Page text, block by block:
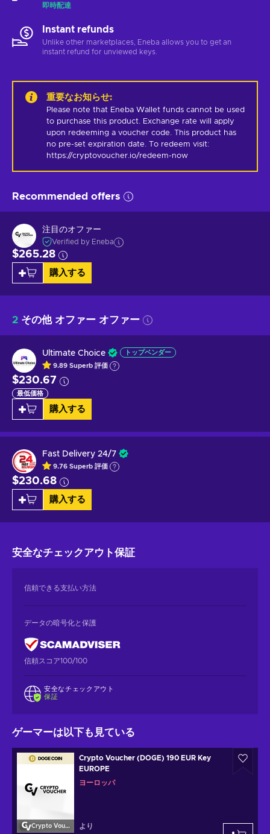
即時配達
Instant refunds
Unlike other marketplaces, Eneba allows you to get an
instant refund for unviewed keys.
重要なお知らせ:
Please note that Eneba Wallet funds cannot be used
to purchase this product. Exchange rate will apply
upon redeeming a voucher code. This product has
no pre-set expiration date. To redeem visit:
https://cryptovoucher.io/redeem-now
Recommended offers
注目のオファー
Verified by Eneba
$265.28
購入する
2 その他 オファー オファー
Ultimate Choice トップベンダー
9.89 Superb 評価
$230.67
最低価格
購入する
Fast Delivery 24/7
9.76 Superb 評価
$230.68
購入する
安全なチェックアウト保証
信頼できる支払い方法
データの暗号化と保護
信頼スコア100/100
安全なチェックアウト
保証
ゲーマーは以下も見ている
Crypto Voucher
Crypto Voucher (DOGE) 190 EUR Key
EUROPE
ヨーロッパ
より